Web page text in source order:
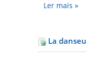
Ler mais »
La